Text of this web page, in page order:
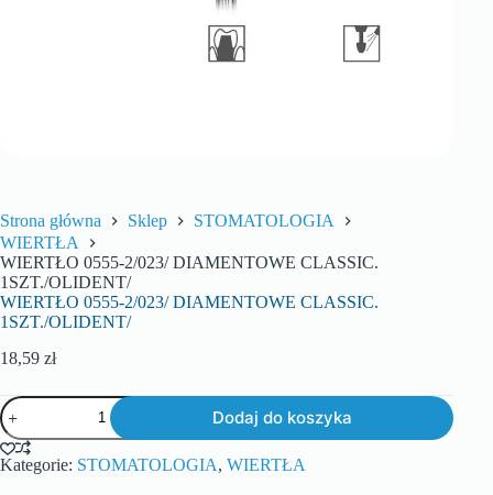
Strona główna Sklep
STOMATOLOGIA
WIERTŁA
WIERTŁO 0555-2/023/ DIAMENTOWE CLASSIC.
1SZT./OLIDENT/
WIERTŁO 0555-2/023/ DIAMENTOWE CLASSIC.
1SZT./OLIDENT/
18,59 zł
Dodaj do koszyka
Kategorie: STOMATOLOGIA, WIERTŁA